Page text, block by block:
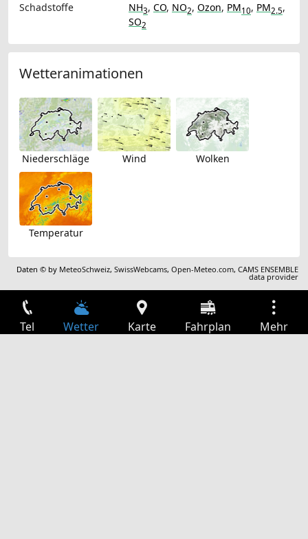
Schadstoffe
NH3, CO, NO2, Ozon, PM10, PM2.5,
SO2
Wetteranimationen
Niederschläge Wind Wolken
Temperatur
Daten © by MeteoSchweiz,SwissWebcams,Open-Meteo.com,CAMS ENSEMBLE
data provider
Tel Wetter Karte Fahrplan Mehr